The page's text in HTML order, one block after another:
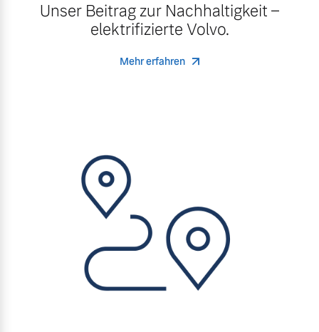
Unser Beitrag zur Nachhaltigkeit –
elektrifizierte Volvo.
Mehr erfahren